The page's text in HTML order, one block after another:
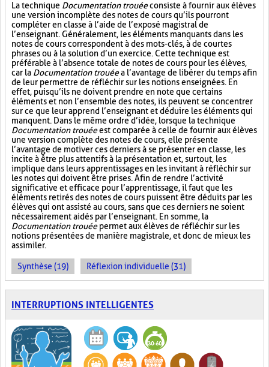
La technique Documentation trouéeconsiste à fournir aux élèves
une version incomplète des notes de cours qu’ils pourront
compléter en classe à l’aide de l’exposé magistral de
l’enseignant. Généralement, les éléments manquants dans les
notes de cours correspondent à des mots-clés, à de courtes
phrases ou à la solution d’un exercice. Cette technique est
préférable à l’absence totale de notes de cours pour les élèves,
car la Documentation trouéea l’avantage de libérer du temps afin
de leur permettre de réfléchir sur les notions enseignées. En
effet, puisqu’ils ne doivent prendre en note que certains
éléments et non l’ensemble des notes, ils peuvent se concentrer
sur ce que leur apprend l’enseignant et déduire les éléments qui
manquent. Dans le même ordre d’idée, lorsque la technique
Documentation trouéeest comparée à celle de fournir aux élèves
une version complète des notes de cours, elle présente
l’avantage de motiver ces derniers à se présenter en classe, les
incite à être plus attentifs à la présentation et, surtout, les
implique dans leurs apprentissages en les invitant à réfléchir sur
les notes qui doivent être prises. Afin de rendre l’activité
significative et efficace pour l’apprentissage, il faut que les
éléments retirés des notes de cours puissent être déduits par les
élèves qui ont assisté au cours, sans que ces derniers ne soient
nécessairement aidés par l’enseignant. En somme, la
Documentation trouéepermet aux élèves de réfléchir sur les
notions présentées de manière magistrale, et donc de mieux les
assimiler.
Synthèse (19) Réflexion individuelle (31)
INTERRUPTIONS INTELLIGENTES